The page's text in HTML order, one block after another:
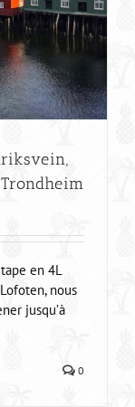
en 4L
nous
jusqu’à
0